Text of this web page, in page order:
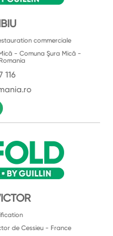
commerciale
- Comuna Şura Mică -
116
de Cessieu - France